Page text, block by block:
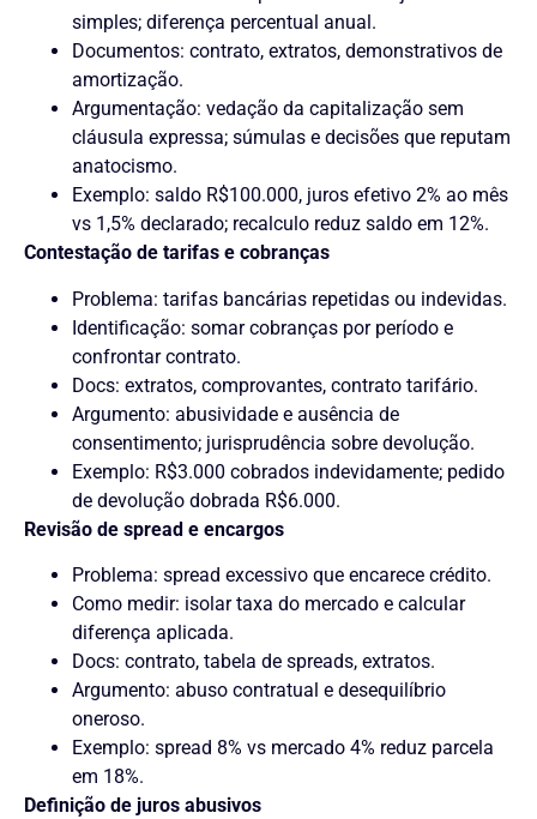
simples; diferença percentual anual.
Documentos: contrato, extratos, demonstrativos de
amortização.
Argumentação: vedação da capitalização sem
cláusula expressa; súmulas e decisões que reputam
anatocismo.
Exemplo: saldo R$100.000, juros efetivo 2% ao mês
vs 1,5% declarado; recalculo reduz saldo em 12%.
Contestação de tarifas e cobranças
Problema: tarifas bancárias repetidas ou indevidas.
Identificação: somar cobranças por período e
confrontar contrato.
Docs: extratos, comprovantes, contrato tarifário.
Argumento: abusividade e ausência de
consentimento; jurisprudência sobre devolução.
Exemplo: R$3.000 cobrados indevidamente; pedido
de devolução dobrada R$6.000.
Revisão de spread e encargos
Problema: spread excessivo que encarece crédito.
Como medir: isolar taxa do mercado e calcular
diferença aplicada.
Docs: contrato, tabela de spreads, extratos.
Argumento: abuso contratual e desequilíbrio
oneroso.
Exemplo: spread 8% vs mercado 4% reduz parcela
em 18%.
Definição de juros abusivos